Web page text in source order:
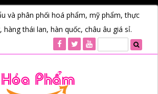
và phân phối hoá phẩm, mỹ phẩm, thực
hàng thái lan, hàn quốc, châu âu giá sỉ.